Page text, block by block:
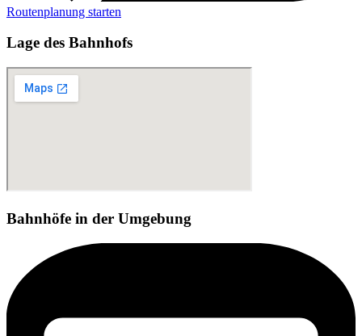
Routenplanung starten
Lage des Bahnhofs
Bahnhöfe in der Umgebung